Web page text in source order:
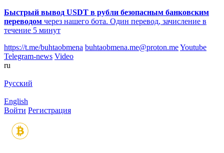
Быстрый вывод USDT в рубли безопасным банковским
переводом через нашего бота. Один перевод, зачисление в
течение 5 минут
https://t.me/buhtaobmena buhtaobmena.me@proton.meYoutube
Telegram-news Video
ru
Русский
English
Войти Регистрация